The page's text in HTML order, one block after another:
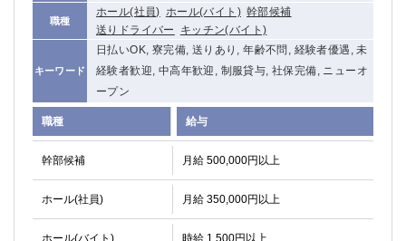
職種
ホール(社員) ホール(バイト) 幹部候補
送りドライバー
キッチン(バイト)
キーワード
日払いOK, 寮完備, 送りあり, 年齢不問, 経験者優遇, 未
経験者歓迎, 中高年歓迎, 制服貸与, 社保完備, ニューオ
ープン
職種 給与
幹部候補 月給 500,000円以上
ホール(社員) 月給 350,000円以上
ホール(バイト) 時給 1,500円以上
ひばりヶ丘（北口）
学芸大学
吉祥寺（南口／公園口） 小作・羽村・福生エリア
自由が丘
吉祥寺（北口／東口）
四谷
錦糸町南口
下北沢・経堂
成増駅徒歩3分の好立地！①JR埼京線「赤羽駅」から徒歩2分 ②東
①歌舞伎町 ②新宿 ③西部新宿 ③東新宿
①歌舞伎町 ②新宿
①銀座 ②新橋
錦糸町(南口)
①東武練馬 ②成増・板橋 ③大山 ②池袋
池袋東口